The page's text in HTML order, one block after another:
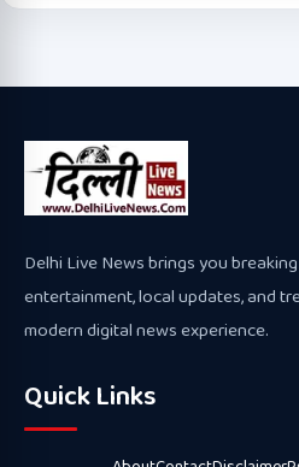
Delhi Live News brings you
entertainment, local updates, and
modern digital news experience.
Quick Links